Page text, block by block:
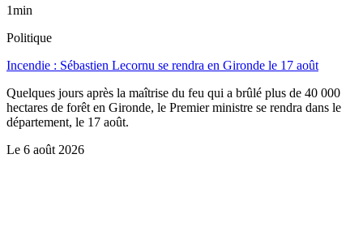
1min
Politique
Incendie : Sébastien Lecornu se rendra en Gironde le 17 août
Quelques jours après la maîtrise du feu qui a brûlé plus de 40 000
hectares de forêt en Gironde, le Premier ministre se rendra dans le
département, le 17 août.
Le 6 août 2026